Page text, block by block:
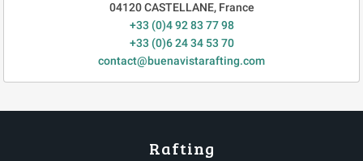
04120 CASTELLANE, France
+33 (0)4 92 83 77 98
+33 (0)6 24 34 53 70
contact@buenavistarafting.com
Rafting